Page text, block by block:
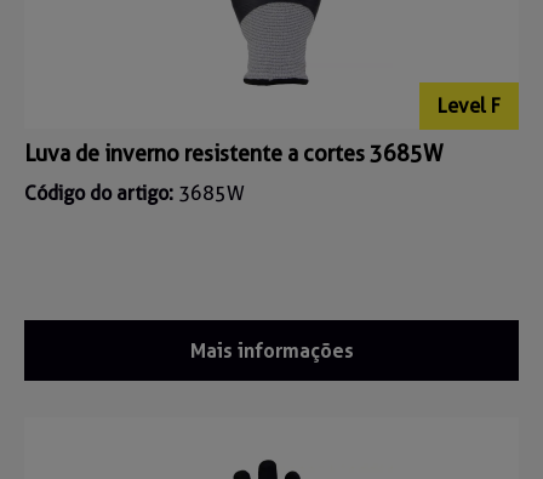
Level F
Luva de inverno resistente a cortes 3685W
Código do artigo: 3685W
Mais informações